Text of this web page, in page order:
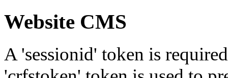
Website CMS
A 'sessionid' token is